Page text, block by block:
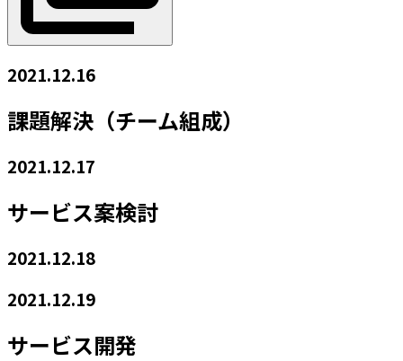
2021.12.16
課題解決（チーム組成）
2021.12.17
サービス案検討
2021.12.18
2021.12.19
サービス開発